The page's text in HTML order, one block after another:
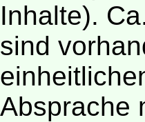
Inhalte).
sind
Absprache